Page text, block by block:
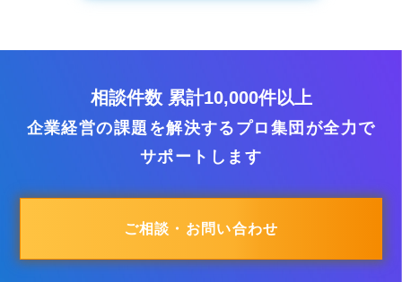
相談件数 累計10,000件以上
企業経営の課題を解決するプロ集団が全力で
サポートします
ご相談・お問い合わせ